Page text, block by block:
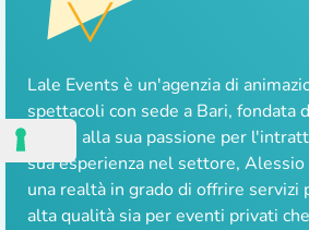
Lale Events è un'agenzia di
spettacoli con sede a Bari, fondata
Grazie alla sua passione per
sua esperienza nel settore, Alessio
una realtà in grado di offrire servizi
alta qualità sia per eventi privati